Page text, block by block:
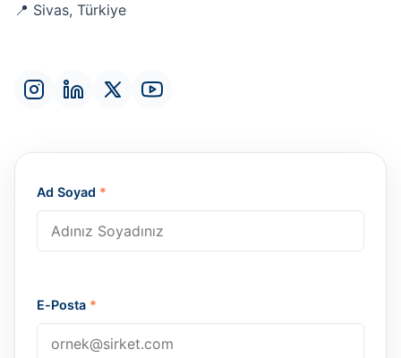
📍 Sivas, Türkiye
Ad Soyad *
E-Posta *